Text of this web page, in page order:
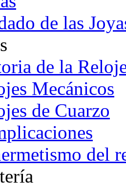
de las
de la
Mecánicos
de Cuarzo
del